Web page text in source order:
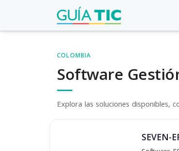
COLOMBIA
Software
Explora las soluciones disponibles,
SEVEN-